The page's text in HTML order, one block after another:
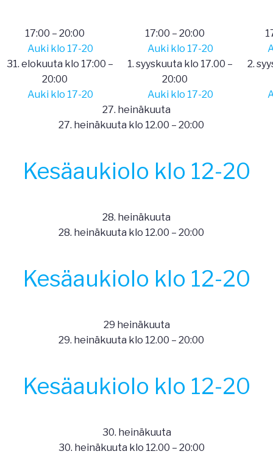
17:00 – 20:00
Auki klo 17-20
31. elokuuta klo 17:00 –
20:00
Auki klo 17-20
17:00 – 20:00
Auki klo 17-20
1. syyskuuta klo 17.00 –
20:00
Auki klo 17-20
2.
27. heinäkuuta
27. heinäkuuta klo 12.00 – 20:00
Kesäaukiolo klo 12-20
28. heinäkuuta
28. heinäkuuta klo 12.00 – 20:00
Kesäaukiolo klo 12-20
29 heinäkuuta
29. heinäkuuta klo 12.00 – 20:00
Kesäaukiolo klo 12-20
30. heinäkuuta
30. heinäkuuta klo 12.00 – 20:00